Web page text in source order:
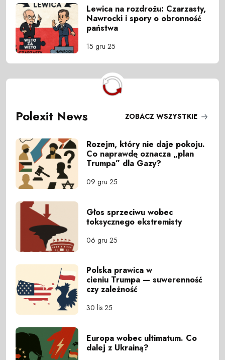
Lewica na rozdrożu: Czarzasty,
Nawrocki i spory o obronność
państwa
15 gru 25
Polexit News ZOBACZ WSZYSTKIE
Rozejm, który nie daje pokoju.
Co naprawdę oznacza „plan
Trumpa” dla Gazy?
09 gru 25
Głos sprzeciwu wobec
toksycznego ekstremisty
06 gru 25
Polska prawica w
cieniu Trumpa — suwerenność
czy zależność
30 lis 25
Europa wobec ultimatum. Co
dalej z Ukrainą?